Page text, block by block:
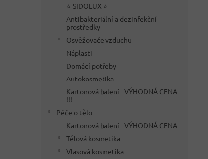
⭐ SIDOLUX ⭐
Antibakteriální a dezinfekční
prostředky
Osvěžovače vzduchu
Náplasti
Domácí potřeby
Autokosmetika
Kartonová balení - VÝHODNÁ CENA
!!!
Péče o tělo
Kartonová balení - VÝHODNÁ CENA
Tělová kosmetika
Vlasová kosmetika